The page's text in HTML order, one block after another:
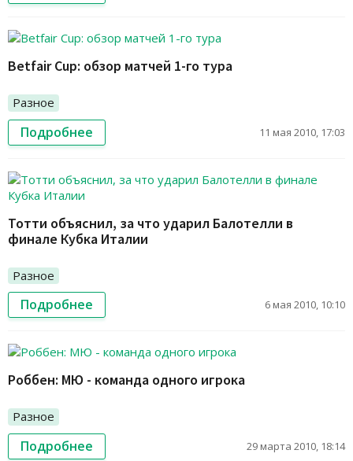
Betfair Cup: обзор матчей 1-го тура
Разное
Подробнее 11 мая 2010, 17:03
Тотти объяснил, за что ударил Балотелли в
финале Кубка Италии
Разное
Подробнее 6 мая 2010, 10:10
Роббен: МЮ - команда одного игрока
Разное
Подробнее 29 марта 2010, 18:14